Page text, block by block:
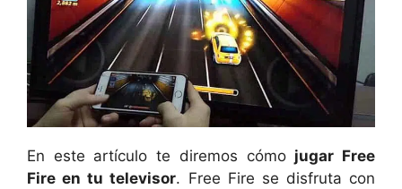
En este artículo te diremos cómo jugar Free
Fire en tu televisor. Free Fire se disfruta con